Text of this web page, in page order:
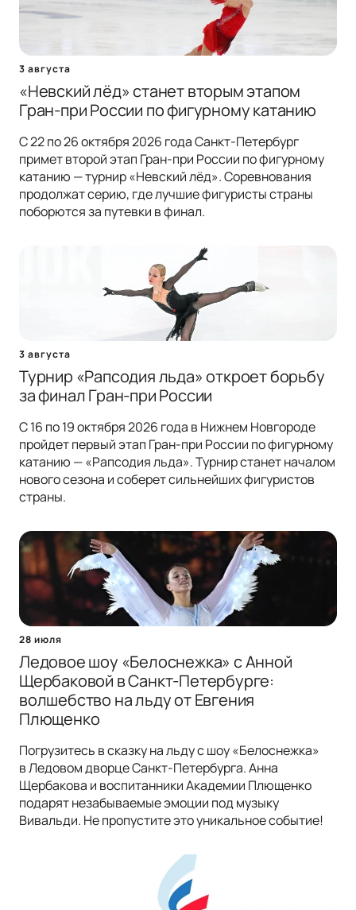
3 августа
«Невский лёд» станет вторым этапом
Гран-при России по фигурному катанию
С 22 по 26 октября 2026 года Санкт-Петербург
примет второй этап Гран-при России по фигурному
катанию — турнир «Невский лёд». Соревнования
продолжат серию, где лучшие фигуристы страны
поборются за путевки в финал.
3 августа
Турнир «Рапсодия льда» откроет борьбу
за финал Гран-при России
С 16 по 19 октября 2026 года в Нижнем Новгороде
пройдет первый этап Гран-при России по фигурному
катанию — «Рапсодия льда». Турнир станет началом
нового сезона и соберет сильнейших фигуристов
страны.
28 июля
Ледовое шоу «Белоснежка» с Анной
Щербаковой в Санкт-Петербурге:
волшебство на льду от Евгения
Плющенко
Погрузитесь в сказку на льду с шоу «Белоснежка»
в Ледовом дворце Санкт-Петербурга. Анна
Щербакова и воспитанники Академии Плющенко
подарят незабываемые эмоции под музыку
Вивальди. Не пропустите это уникальное событие!